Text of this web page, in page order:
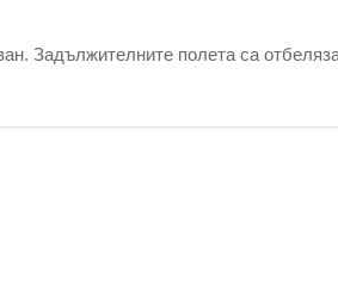
Задължителните полета са